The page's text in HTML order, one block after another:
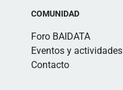
COMUNIDAD
Foro BAIDATA
Eventos y actividades
Contacto